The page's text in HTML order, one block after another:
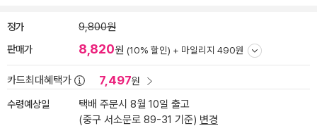
정가 9,800원
판매가 8,820원 (10% 할인) + 마일리지 490원
카드최대혜택가 7,497원
수령예상일
택배 주문시 8월 10일 출고
(중구 서소문로 89-31 기준) 변경